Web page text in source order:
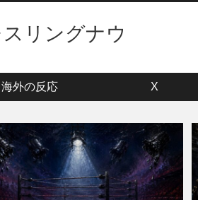
リングナウ
海外の反応 X